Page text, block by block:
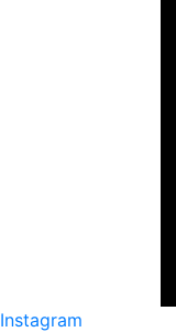
Instagram